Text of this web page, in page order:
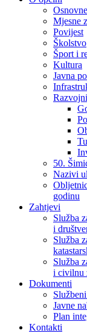
Mjesne
Povijest
Školstvo
Šport i
Kultura
Javna
50.
Nazivi
godinu
Zahtjevi
Služba
i
Služba
Služba
i civilnu
Dokumenti
Javne
Plan
Kontakti